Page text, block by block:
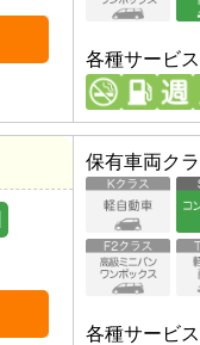
各種サービス
保有車両ク
各種サービス